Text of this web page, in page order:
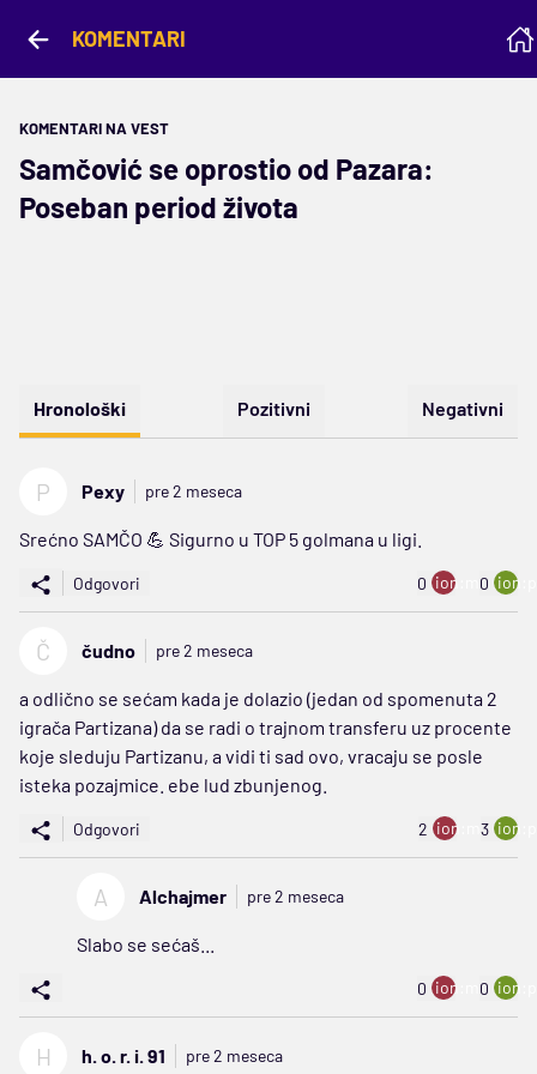
KOMENTARI
KOMENTARI NA VEST
Samčović se oprostio od Pazara:
Poseban period života
Hronološki Pozitivni Negativni
P Pexy pre 2 meseca
Srećno SAMČO 💪 Sigurno u TOP 5 golmana u ligi.
Odgovori 0 ion:minus
0
Č čudno pre 2 meseca
a odlično se sećam kada je dolazio (jedan od spomenuta 2
igrača Partizana) da se radi o trajnom transferu uz procente
koje sleduju Partizanu, a vidi ti sad ovo, vracaju se posle
isteka pozajmice. ebe lud zbunjenog.
Odgovori 2 ion:minus
3
A Alchajmer pre 2 meseca
Slabo se sećaš...
0 ion:minus
0
H h. o. r. i. 91 pre 2 meseca